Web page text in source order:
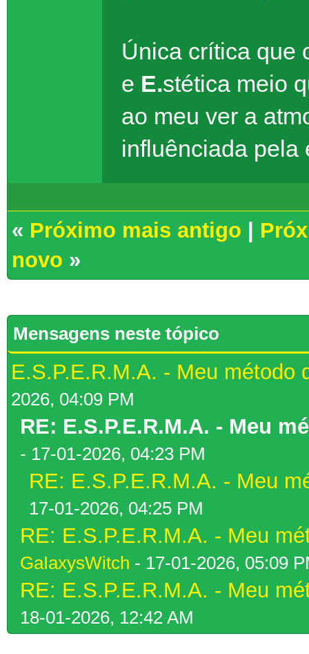
Única crítica que
e E.stética meio
ao meu ver a
influênciada pela
« Próximo mais antigo
novo »
Mensagens neste tópico
E.S.P.E.R.M.A. - Meu método
2026, 04:09 PM
RE: E.S.P.E.R.M.A. - Meu
- 17-01-2026, 04:23 PM
RE: E.S.P.E.R.M.A. - Meu
17-01-2026, 04:25 PM
RE: E.S.P.E.R.M.A. - Meu
GaIaxysWitch - 17-01-2026, 05:09
RE: E.S.P.E.R.M.A. - Meu
18-01-2026, 12:42 AM